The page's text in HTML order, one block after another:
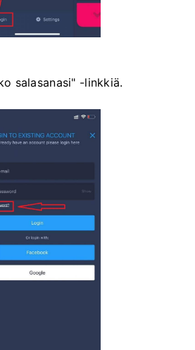
salasanasi" -linkkiä.